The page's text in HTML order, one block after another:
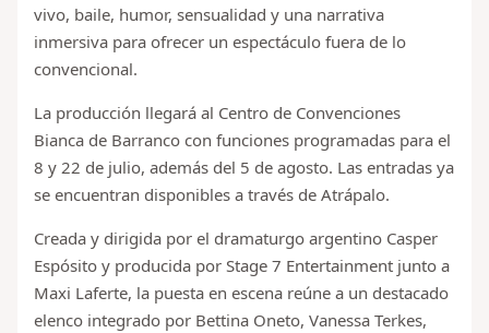
vivo, baile, humor, sensualidad y una narrativa
inmersiva para ofrecer un espectáculo fuera de lo
convencional.
La producción llegará al Centro de Convenciones
Bianca de Barranco con funciones programadas para el
8 y 22 de julio, además del 5 de agosto. Las entradas ya
se encuentran disponibles a través de Atrápalo.
Creada y dirigida por el dramaturgo argentino Casper
Espósito y producida por Stage 7 Entertainment junto a
Maxi Laferte, la puesta en escena reúne a un destacado
elenco integrado por Bettina Oneto, Vanessa Terkes,